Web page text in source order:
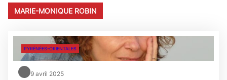
MARIE-MONIQUE ROBIN
PYRÉNÉES-ORIENTALES
9 avril 2025